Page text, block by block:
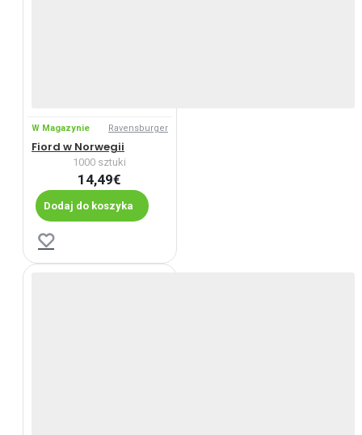
W Magazynie Ravensburger
Fiord w Norwegii
1000 sztuki
14,49€
Dodaj do koszyka